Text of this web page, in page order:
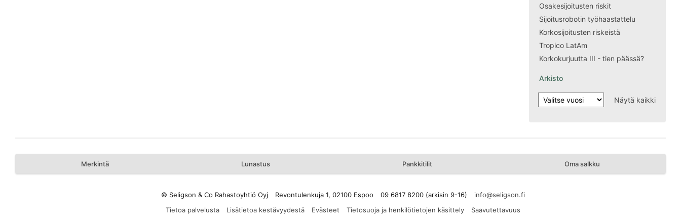
Osakesijoitusten riskit
Sijoitusrobotin työhaastattelu
Korkosijoitusten riskeistä
Tropico LatAm
Korkokurjuutta III - tien päässä?
Arkisto
Näytä kaikki
Merkintä Lunastus Pankkitilit Oma salkku
© Seligson & Co Rahastoyhtiö Oyj Revontulenkuja 1, 02100 Espoo
09 6817 8200 (arkisin 9-16)
Tietoa palvelusta
Lisätietoa kestävyydestä Evästeet Tietosuoja ja henkilötietojen käsittely Saavutettavuus